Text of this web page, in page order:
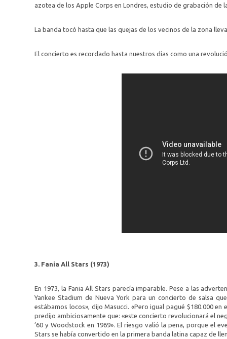
azotea de los Apple Corps en Londres, estudio de grabación de
La banda tocó hasta que las quejas de los vecinos de la zona
El concierto es recordado hasta nuestros días como una
3. Fania All Stars (1973)
En 1973, la Fania All Stars parecía imparable. Pese a las
Yankee Stadium de Nueva York para un concierto de salsa
estábamos locos», dijo Masucci. «Pero igual pagué $180.000
predijo ambiciosamente que: «este concierto revolucionará el
’60 y Woodstock en 1969». El riesgo valió la pena, porque el
Stars se había convertido en la primera banda latina capaz de